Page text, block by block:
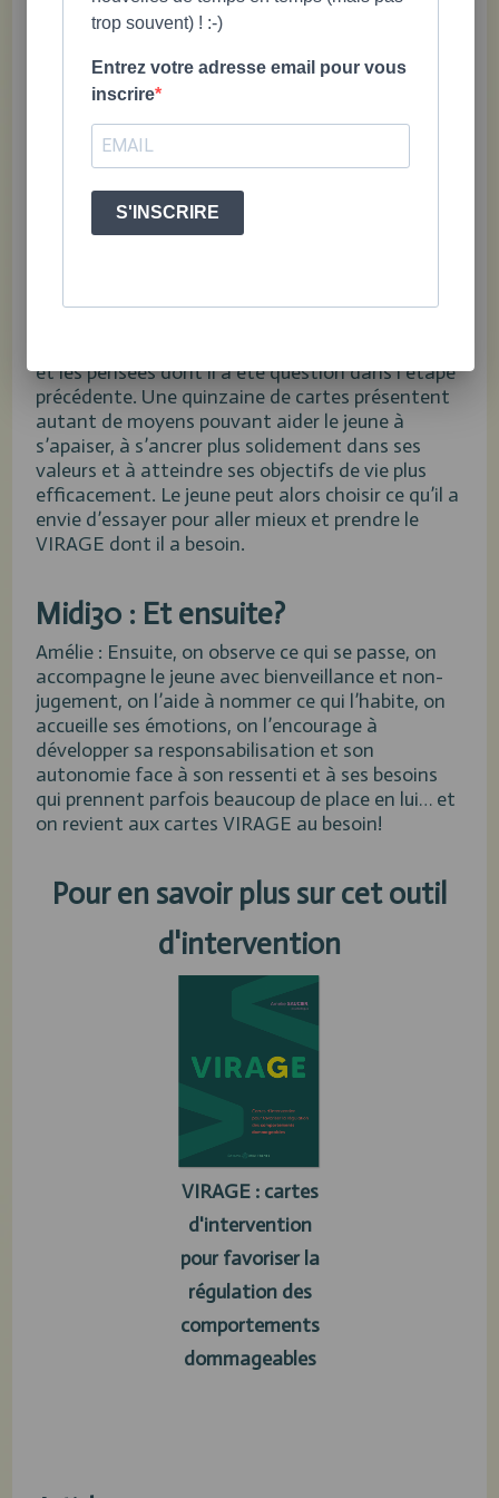
que c’est en son pouvoir d’essayer de nouvelles
Midi30 : C’est de là que vient le
nom de l’outil!
Amélie : Oui! Ce que l’on souhaite, c’est d’inviter
le jeune à tenter un changement, et donc à
et les pensées dont il a été question dans l’étape
précédente. Une quinzaine de cartes présentent
autant de moyens pouvant aider le jeune à
s’apaiser, à s’ancrer plus solidement dans ses
valeurs et à atteindre ses objectifs de vie plus
efficacement. Le jeune peut alors choisir ce qu’il a
envie d’essayer pour aller mieux et prendre le
VIRAGE dont il a besoin.
Midi30 : Et ensuite?
Amélie : Ensuite, on observe ce qui se passe, on
accompagne le jeune avec bienveillance et non-
jugement, on l’aide à nommer ce qui l’habite, on
accueille ses émotions, on l’encourage à
développer sa responsabilisation et son
autonomie face à son ressenti et à ses besoins
qui prennent parfois beaucoup de place en lui… et
on revient aux cartes VIRAGE au besoin!
Pour en savoir plus sur cet outil
d'intervention
VIRAGE : cartes
d'intervention
pour favoriser la
régulation des
comportements
dommageables
trop souvent) ! :-)
Entrez votre adresse email pour vous
inscrire
S'INSCRIRE